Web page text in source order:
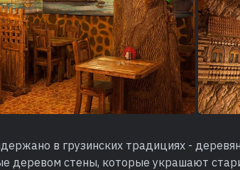
в грузинских традициях -
деревом стены, которые украшают